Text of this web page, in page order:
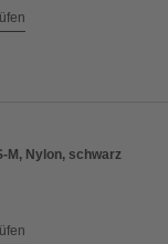
M, Nylon, schwarz